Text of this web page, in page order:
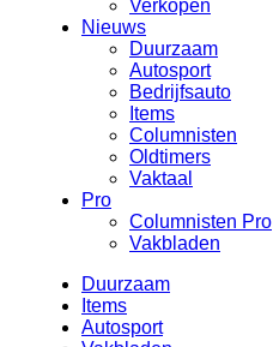
Verkopen
Nieuws
Duurzaam
Autosport
Bedrijfsauto
Items
Columnisten
Oldtimers
Vaktaal
Pro
Columnisten Pro
Vakbladen
Duurzaam
Items
Autosport